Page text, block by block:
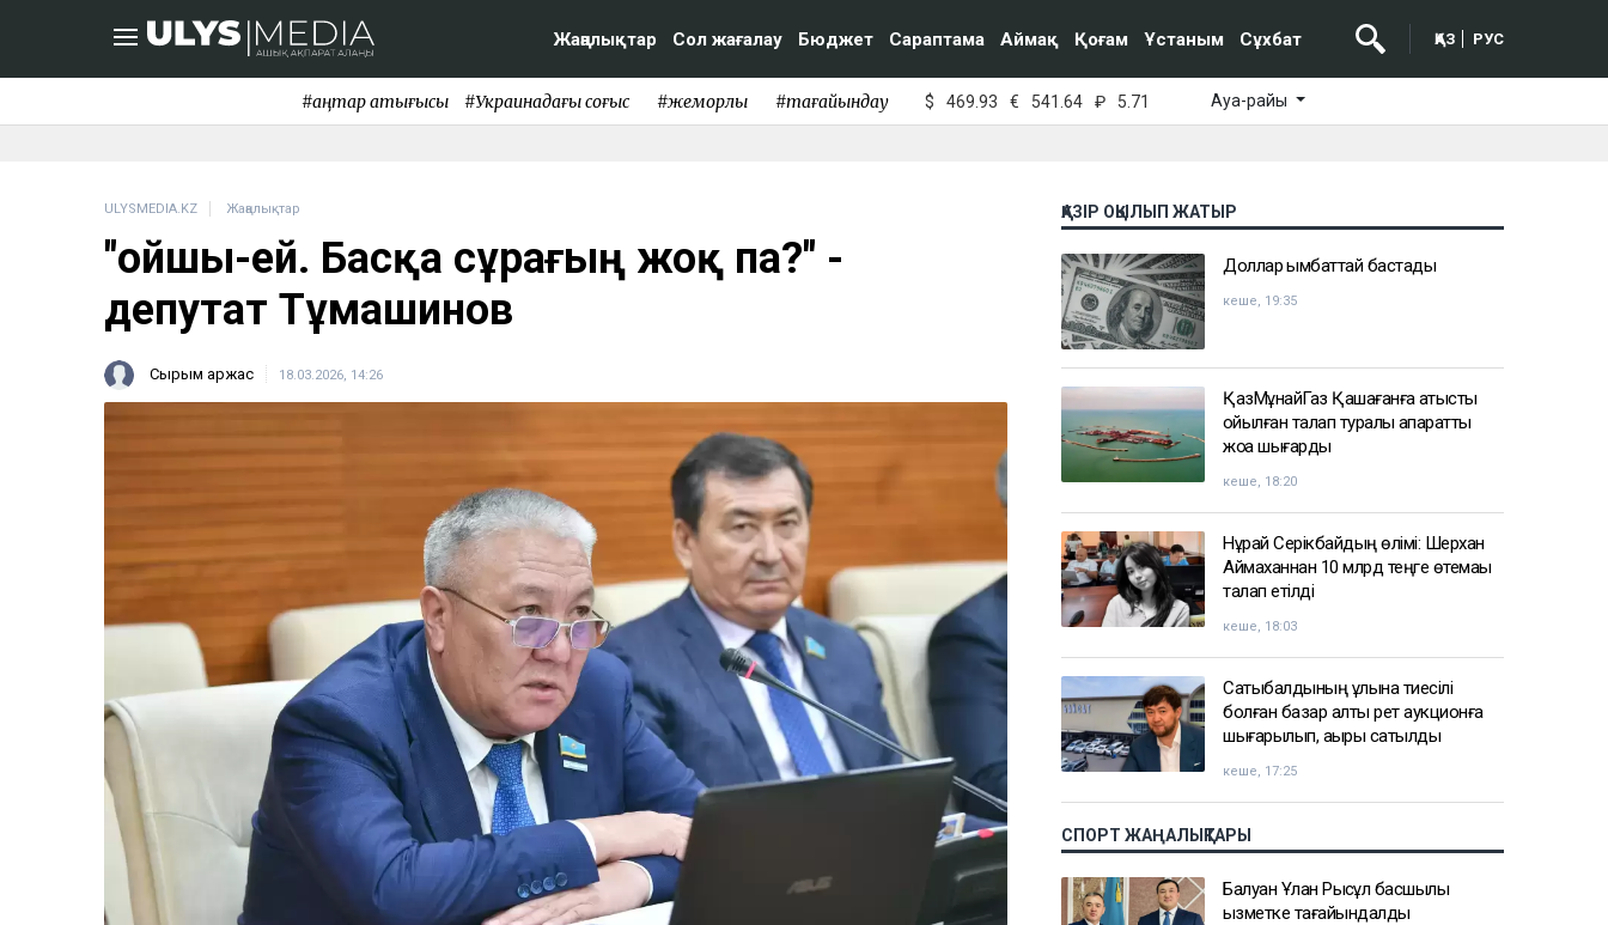
Жаңалықтар Сол жағалау Бюджет Сараптама Аймақ Қоғам Ұстаным Сұхбат ҚАЗ РУС
#қаңтар қақтығысы #Украинадағы соғыс #жемқорлық #тағайындау $ 469.93 € 541.64 ₽ 5.71 Ауа-райы
ULYSMEDIA.KZ Жаңалықтар
"Қойшы-ей. Басқа сұрағың жоқ па?" -
депутат Тұмашинов
Сырым Қаржас 18.03.2026, 14:26
ҚАЗІР ОҚЫЛЫП ЖАТЫР
Доллар қымбаттай бастады
кеше, 19:35
ҚазМұнайГаз Қашағанға қатысты
қойылған талап туралы ақпаратты
жоққа шығарды
кеше, 18:20
Нұрай Серікбайдың өлімі: Шерхан
Аймаханнан 10 млрд теңге өтемақы
талап етілді
кеше, 18:03
Сатыбалдының ұлына тиесілі
болған базар алты рет аукционға
шығарылып, ақыры сатылды
кеше, 17:25
СПОРТ ЖАҢАЛЫҚТАРЫ
Балуан Ұлан Рысқұл басшылық
қызметке тағайындалды